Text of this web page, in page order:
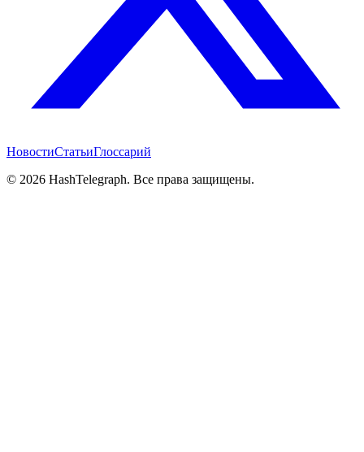
НовостиСтатьиГлоссарий
© 2026 HashTelegraph. Все права защищены.